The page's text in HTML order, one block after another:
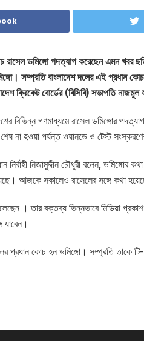
রাসেল ডমিঙ্গো পদত্যাগ করেছেন এমন খবর
সম্প্রতি বাংলাদেশ দলের এই প্রধান
ক্রিকেট বোর্ডের (বিসিবি) সভাপতি নাজমুল
বিভিন্ন গণমাধ্যমে রাসেল ডমিঙ্গোর
না হওয়া পর্যন্ত ওয়ানডে ও টেস্ট
নির্বাহী নিজামুদ্দীন চৌধুরী বলেন,
আজকে সকালেও রাসেলের সঙ্গে কথা
। তার বক্তব্য ভিন্নভাবে মিডিয়া
যাবেন।
প্রধান কোচ হন ডমিঙ্গো। সম্প্রতি তাকে